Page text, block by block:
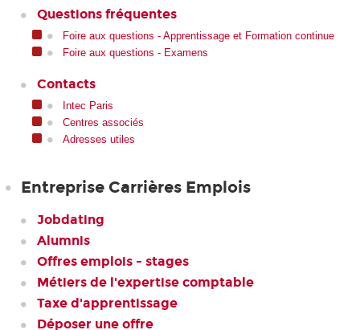
Questions fréquentes
Foire aux questions - Apprentissage et Formation continue
Foire aux questions - Examens
Contacts
Intec Paris
Centres associés
Adresses utiles
Entreprise Carrières Emplois
Jobdating
Alumnis
Offres emplois - stages
Métiers de l'expertise comptable
Taxe d'apprentissage
Déposer une offre